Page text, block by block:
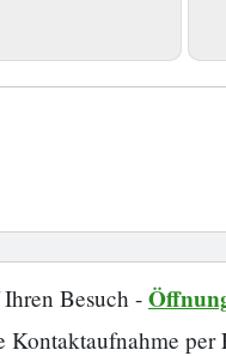
Besuch -
Kontaktaufnahme per